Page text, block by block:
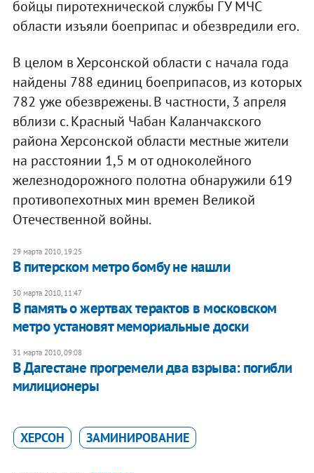
бойцы пиротехнической службы ГУ МЧС
области изъяли боеприпас и обезвредили его.
В целом в Херсонской области с начала года
найдены 788 единиц боеприпасов, из которых
782 уже обезврежены. В частности, 3 апреля
вблизи с. Красный Чабан Каланчакского
района Херсонской области местные жители
на расстоянии 1,5 м от одноколейного
железнодорожного полотна обнаружили 619
противопехотных мин времен Великой
Отечественной войны.
29 марта 2010, 19:25
В питерском метро бомбу не нашли
30 марта 2010, 11:47
В память о жертвах терактов в московском
метро установят мемориальные доски
31 марта 2010, 09:08
В Дагестане прогремели два взрыва: погибли
милиционеры
ХЕРСОН ЗАМИНИРОВАНИЕ